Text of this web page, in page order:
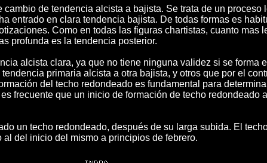
de tendencia alcista a bajista. Se trata de un
entrado en clara tendencia bajista. De todas formas es
Como en todas las figuras chartistas, cuanto mas
profunda es la tendencia posterior.
alcista clara, ya que no tiene ninguna validez si se forma
primaria alcista a otra bajista, y otros que por el
del techo redondeado es fundamental para
frecuente que un inicio de formación de techo redondeado
un techo redondeado, después de su larga subida. El
del inicio del mismo a principios de febrero.